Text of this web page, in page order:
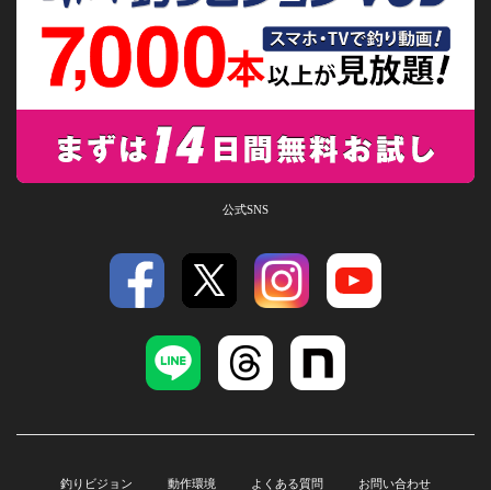
公式SNS
釣りビジョン 動作環境 よくある質問 お問い合わせ